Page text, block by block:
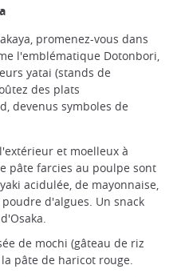
promenez-vous dans
l'emblématique Dotonbori,
yatai (stands de
des plats
devenus symboles de
et moelleux à
pâte farcies au poulpe sont
acidulée, de mayonnaise,
d'algues. Un snack
de mochi (gâteau de riz
pâte de haricot rouge.